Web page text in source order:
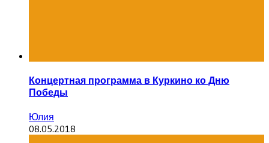
Концертная программа в Куркино ко Дню
Победы
Юлия
08.05.2018